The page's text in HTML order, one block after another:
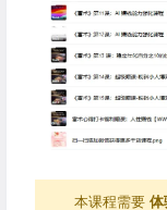
本课程需要 体